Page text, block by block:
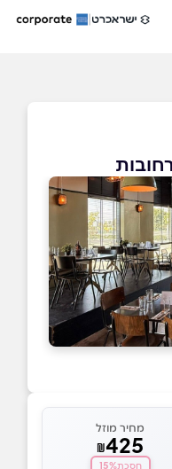
מחיר מוזל
₪425
חסכת15%